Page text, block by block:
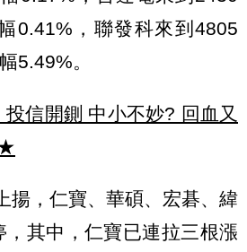
0.41%，聯發科來到4805
5.49%。
信開鍘 中小不妙? 回血又
揚，仁寶、華碩、宏碁、緯
其中，仁寶已連拉三根漲